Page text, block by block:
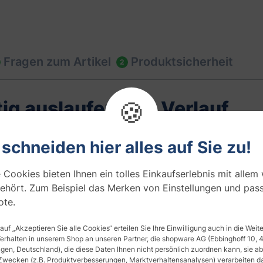
Fragen zum Artikel 2 Produktsicherheit
auslaufendem Verlauf
Verlauf von weiß-matt hin zu transparent aus.
Nach ca. 1/3 beginnt der Verlauf immer
Es entsteht ein Sichtschutz, der nach oben hin immer
und Trennwände gestalten.
Blicken schützen. Sie können stellenweise weiterhin
Folienanteile nicht dem von herkömmlichen
das Reinigen mit handelsüblichen Glasreinigern. Sie
🍪
hier alles auf Sie zu!
Cookies bieten Ihnen ein tolles Einkaufserlebnis mit allem
Zum Beispiel das Merken von Einstellungen und
„Akzeptieren Sie alle Cookies“ erteilen Sie Ihre Einwilligung auch in die
in unserem Shop an unseren Partner, die shopware AG (Ebbinghoff 10,
Deutschland), die diese Daten Ihnen nicht persönlich zuordnen kann, sie
(z.B. Produktverbesserungen, Marktverhaltensanalysen) verarbeiten